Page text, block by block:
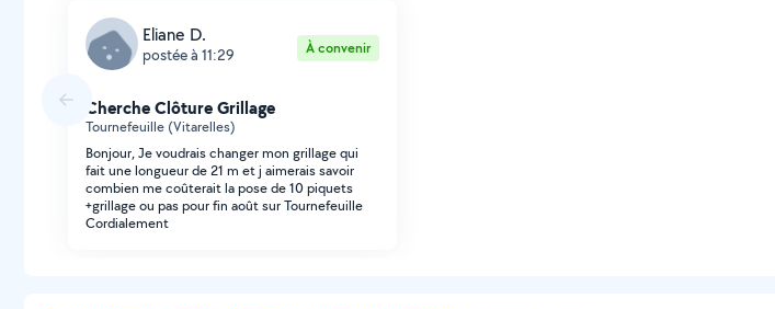
Eliane D.
postée à 11:29 À convenir
Cherche Clôture Grillage
Tournefeuille (Vitarelles)
Bonjour, Je voudrais changer mon grillage qui
fait une longueur de 21 m et j aimerais savoir
combien me coûterait la pose de 10 piquets
+grillage ou pas pour fin août sur Tournefeuille
Cordialement